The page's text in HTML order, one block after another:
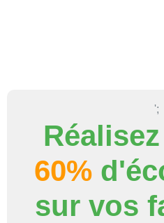
';
60%
sur vos